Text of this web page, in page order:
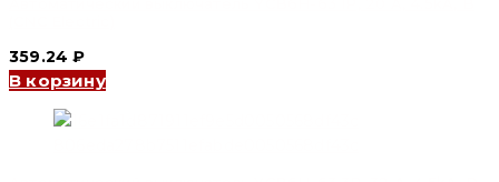
359.24₽
В корзину